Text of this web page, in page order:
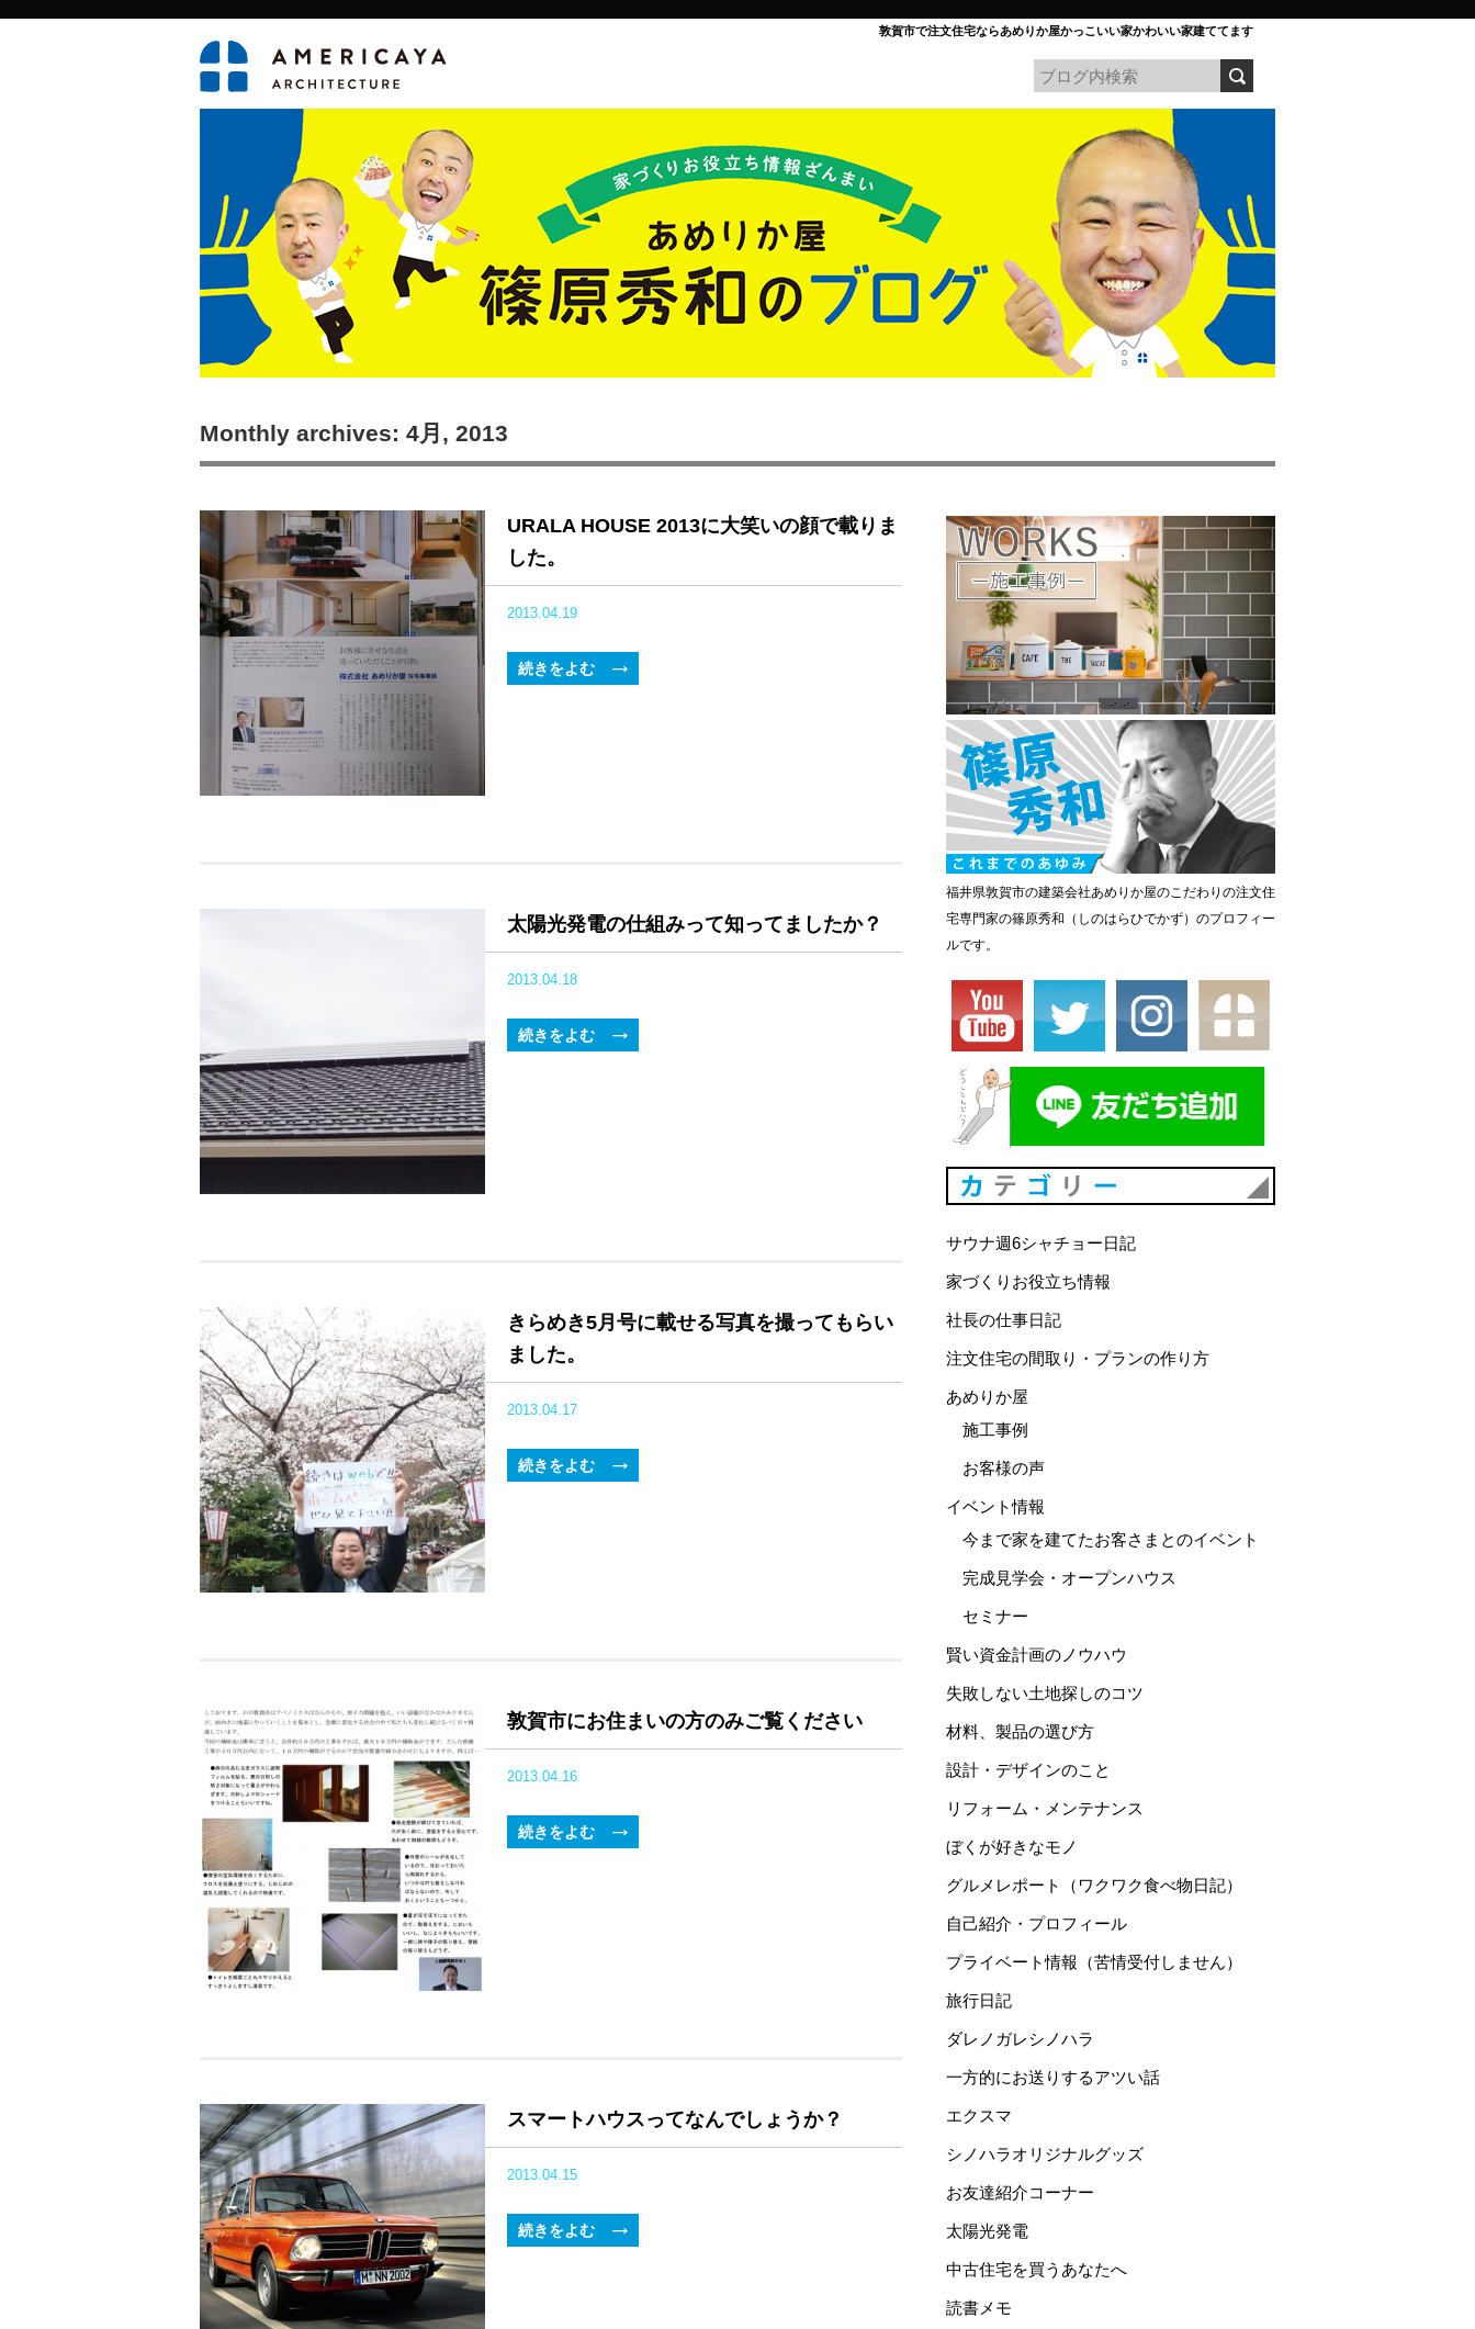
敦賀市で注文住宅ならあめりか屋かっこいい家かわいい家建ててます
Monthly archives: 4月, 2013
URALA HOUSE 2013に大笑いの顔で載りま
した。
2013.04.19
続きをよむ
太陽光発電の仕組みって知ってましたか？
2013.04.18
続きをよむ
きらめき5月号に載せる写真を撮ってもらい
ました。
2013.04.17
続きをよむ
敦賀市にお住まいの方のみご覧ください
2013.04.16
続きをよむ
スマートハウスってなんでしょうか？
2013.04.15
続きをよむ
福井県敦賀市の建築会社あめりか屋のこだわりの注文住
宅専門家の篠原秀和（しのはらひでかず）のプロフィー
ルです。
サウナ週6シャチョー日記
家づくりお役立ち情報
社長の仕事日記
注文住宅の間取り・プランの作り方
あめりか屋
施工事例
お客様の声
イベント情報
今まで家を建てたお客さまとのイベント
完成見学会・オープンハウス
セミナー
賢い資金計画のノウハウ
失敗しない土地探しのコツ
材料、製品の選び方
設計・デザインのこと
リフォーム・メンテナンス
ぼくが好きなモノ
グルメレポート（ワクワク食べ物日記）
自己紹介・プロフィール
プライベート情報（苦情受付しません）
旅行日記
ダレノガレシノハラ
一方的にお送りするアツい話
エクスマ
シノハラオリジナルグッズ
お友達紹介コーナー
太陽光発電
中古住宅を買うあなたへ
読書メモ